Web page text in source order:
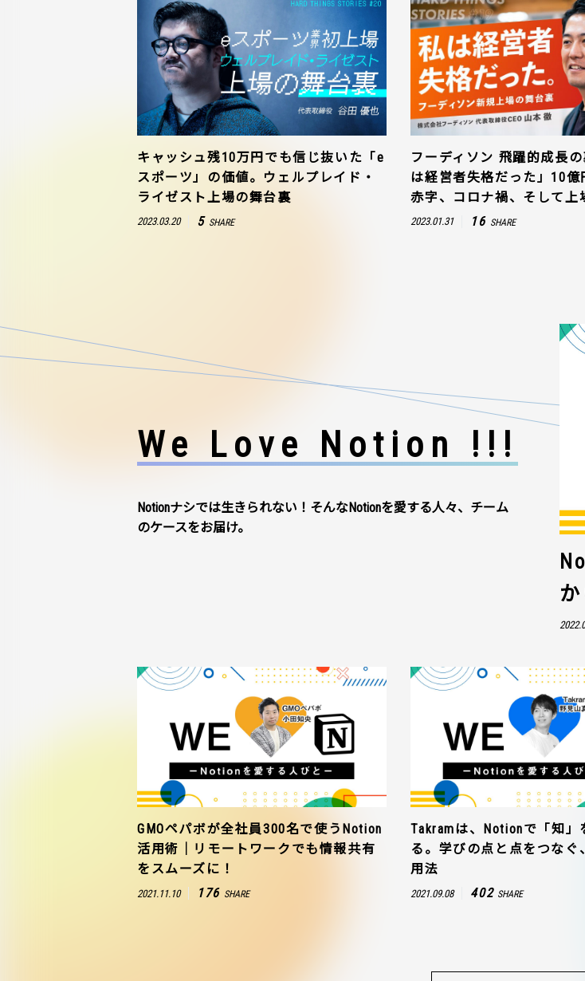
キャッシュ残10万円でも信じ抜いた「e
スポーツ」の価値。ウェルプレイド・
ライゼスト上場の舞台裏
2023.03.20 5 SHARE
フーディソン 飛躍的成長
は経営者失格だった」10億
赤字、コロナ禍、そして上
2023.01.31 16 SHARE
We Love Notion !!!
Notionナシでは生きられない！そんなNotionを愛する人々、チーム
のケースをお届け。
GMOペパボが全社員300名で使うNotion
活用術｜リモートワークでも情報共有
をスムーズに！
2021.11.10 176 SHARE
Takramは、Notionで「知」
る。学びの点と点をつなぐ
用法
2021.09.08 402 SHARE